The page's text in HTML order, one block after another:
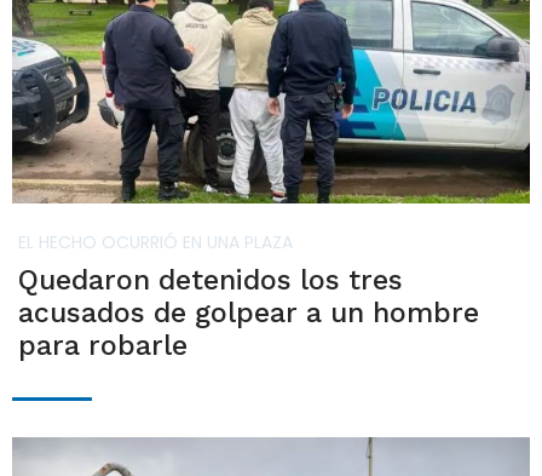
EL HECHO OCURRIÓ EN UNA PLAZA
Quedaron detenidos los tres
acusados de golpear a un hombre
para robarle